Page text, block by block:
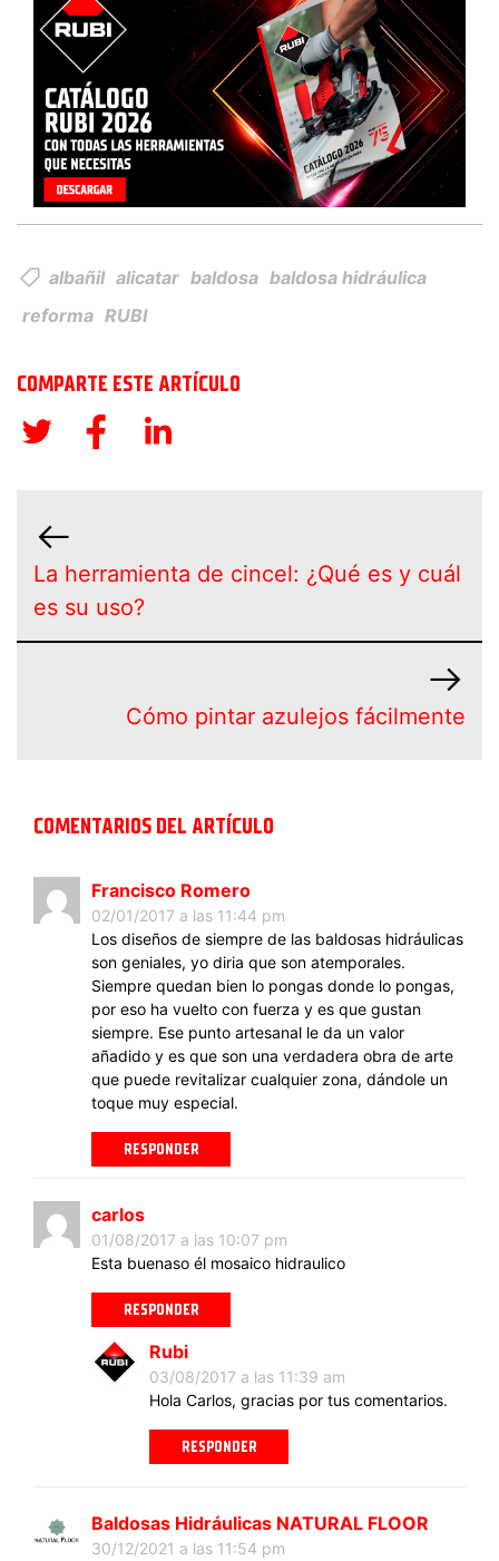
albañil alicatar baldosa baldosa hidráulica
reforma RUBI
COMPARTE ESTE ARTÍCULO
La herramienta de cincel: ¿Qué es y cuál
es su uso?
Cómo pintar azulejos fácilmente
COMENTARIOS DEL ARTÍCULO
Francisco Romero
02/01/2017 a las 11:44 pm
Los diseños de siempre de las baldosas hidráulicas
son geniales, yo diria que son atemporales.
Siempre quedan bien lo pongas donde lo pongas,
por eso ha vuelto con fuerza y es que gustan
siempre. Ese punto artesanal le da un valor
añadido y es que son una verdadera obra de arte
que puede revitalizar cualquier zona, dándole un
toque muy especial.
RESPONDER
carlos
01/08/2017 a las 10:07 pm
Esta buenaso él mosaico hidraulico
RESPONDER
Rubi
03/08/2017 a las 11:39 am
Hola Carlos, gracias por tus comentarios.
RESPONDER
Baldosas Hidráulicas NATURAL FLOOR
30/12/2021 a las 11:54 pm